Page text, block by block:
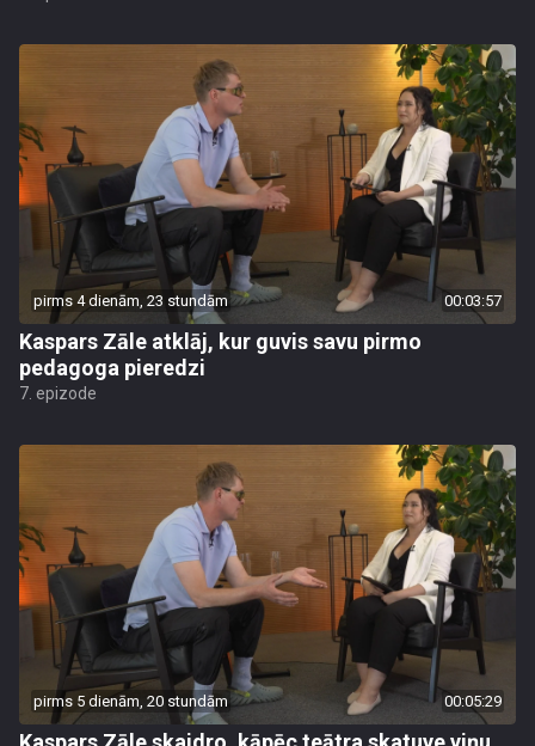
pirms 4 dienām, 23 stundām 00:03:57
Kaspars Zāle atklāj, kur guvis savu pirmo
pedagoga pieredzi
7. epizode
pirms 5 dienām, 20 stundām 00:05:29